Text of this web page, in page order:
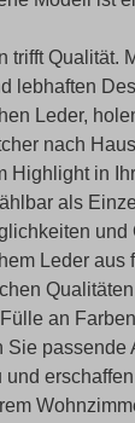
trifft Qualität.
lebhaften
Leder,
nach
Highlight in
als
und
Leder aus
an
Sie passende
und